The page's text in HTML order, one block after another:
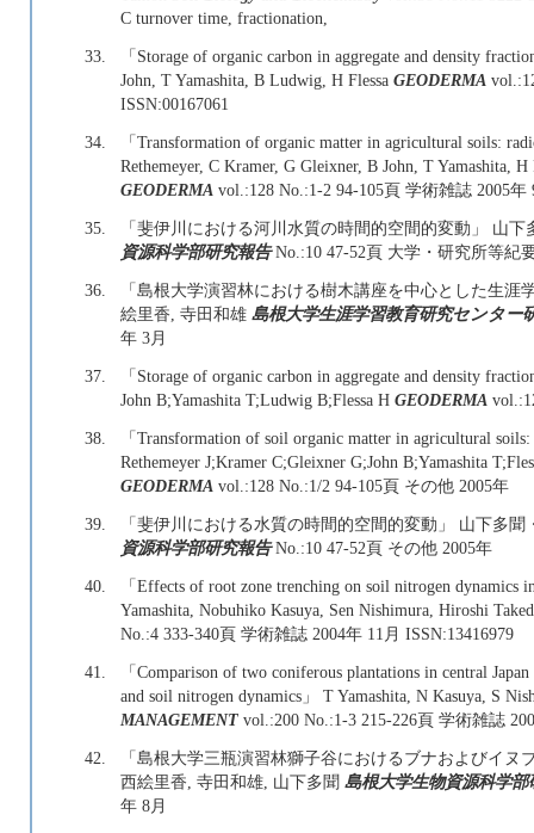
C turnover time, fractionation,
33.
「Storage of organic carbon in aggregate and density
John, T Yamashita, B Ludwig, H Flessa GEODERMA
ISSN:00167061
34.
「Transformation of organic matter in agricultural soils:
Rethemeyer, C Kramer, G Gleixner, B John, T Yamashita,
GEODERMA vol.:128 No.:1-2 94-105頁 学術雑誌 2005年
35.
「斐伊川における河川水質の時間的空間的変動」 山
資源科学部研究報告No.:10 47-52頁 大学・研究所等紀
36.
「島根大学演習林における樹木講座を中心とした生
絵里香, 寺田和雄 島根大学生涯学習教育研究センター
年 3月
37.
「Storage of organic carbon in aggregate and density
John B;Yamashita T;Ludwig B;Flessa H GEODERMA
38.
「Transformation of soil organic matter in agricultural
Rethemeyer J;Kramer C;Gleixner G;John B;Yamashita
GEODERMA vol.:128 No.:1/2 94-105頁 その他 2005年
39.
「斐伊川における水質の時間的空間的変動」 山下多
資源科学部研究報告No.:10 47-52頁 その他 2005年
40.
「Effects of root zone trenching on soil nitrogen dynamics
Yamashita, Nobuhiko Kasuya, Sen Nishimura, Hiroshi
No.:4 333-340頁 学術雑誌 2004年 11月 ISSN:13416979
41.
「Comparison of two coniferous plantations in central
and soil nitrogen dynamics」 T Yamashita, N Kasuya, S
MANAGEMENT vol.:200 No.:1-3 215-226頁 学術雑誌
42.
「島根大学三瓶演習林獅子谷におけるブナおよびイ
西絵里香, 寺田和雄, 山下多聞 島根大学生物資源科学部
年 8月